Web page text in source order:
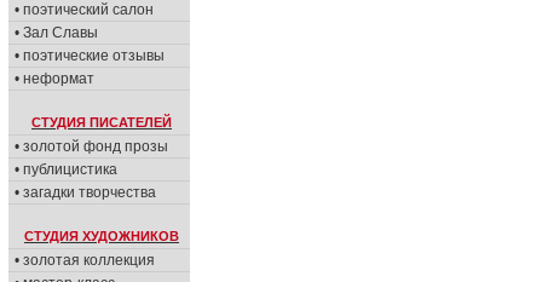
• поэтический салон
• Зал Славы
• поэтические отзывы
• неформат
СТУДИЯ ПИСАТЕЛЕЙ
• золотой фонд прозы
• публицистика
• загадки творчества
СТУДИЯ ХУДОЖНИКОВ
• золотая коллекция